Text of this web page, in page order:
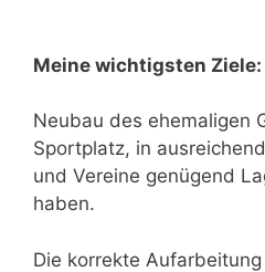
Meine wichtigsten Ziele:
Neubau des ehemaligen
Sportplatz, in
und Vereine genügend
haben.
Die korrekte